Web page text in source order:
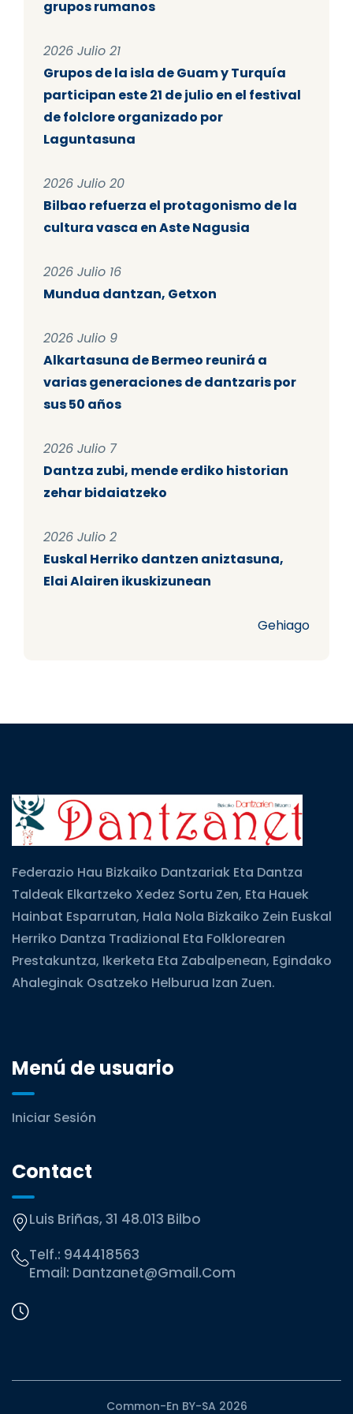
grupos rumanos
2026 Julio 21
Grupos de la isla de Guam y Turquía
participan este 21 de julio en el festival
de folclore organizado por
Laguntasuna
2026 Julio 20
Bilbao refuerza el protagonismo de la
cultura vasca en Aste Nagusia
2026 Julio 16
Mundua dantzan, Getxon
2026 Julio 9
Alkartasuna de Bermeo reunirá a
varias generaciones de dantzaris por
sus 50 años
2026 Julio 7
Dantza zubi, mende erdiko historian
zehar bidaiatzeko
2026 Julio 2
Euskal Herriko dantzen aniztasuna,
Elai Alairen ikuskizunean
Gehiago
Federazio Hau Bizkaiko Dantzariak Eta Dantza
Taldeak Elkartzeko Xedez Sortu Zen, Eta Hauek
Hainbat Esparrutan, Hala Nola Bizkaiko Zein Euskal
Herriko Dantza Tradizional Eta Folklorearen
Prestakuntza, Ikerketa Eta Zabalpenean, Egindako
Ahaleginak Osatzeko Helburua Izan Zuen.
Menú de usuario
Iniciar Sesión
Contact
Luis Briñas, 31 48.013 Bilbo
Telf.: 944418563
Email: Dantzanet@gmail.com
Common-En BY-SA 2026